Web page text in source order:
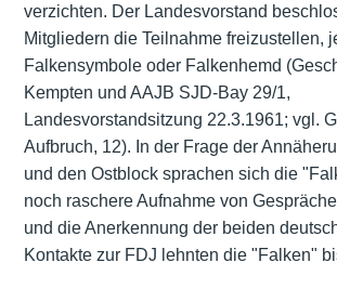
verzichten. Der Landesvorstand
Mitgliedern die Teilnahme freizustellen,
Falkensymbole oder Falkenhemd
Kempten und AAJB SJD-Bay 29/1,
Landesvorstandsitzung 22.3.1961; vgl.
Aufbruch, 12). In der Frage der
und den Ostblock sprachen sich die
noch raschere Aufnahme von
und die Anerkennung der beiden
Kontakte zur FDJ lehnten die "Falken"